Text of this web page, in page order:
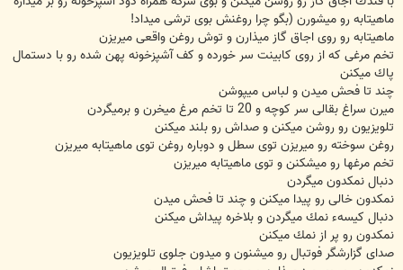
ماهيتابه رو ميشورن (بگو چرا روغنش بوی ترشی ميداد!
ماهيتابه رو روی اجاق گاز ميذارن و توش روغن واقعی ميريزن
تخم مرغی كه از روی كابينت سر خورده و كف آشپزخونه پهن شده رو با دستمال
پاك ميكنن
چند تا فحش ميدن و لباس ميپوشن
ميرن سراغ بقالی سر كوچه و 20 تا تخم مرغ ميخرن و برميگردن
تلويزيون رو روشن ميكنن و صداش رو بلند ميكنن
روغن سوخته رو ميريزن توی سطل و دوباره روغن توی ماهيتابه ميريزن
تخم مرغها رو ميشكنن و توی ماهيتابه ميريزن
دنبال نمكدون ميگردن
نمكدون خالی رو پيدا ميكنن و چند تا فحش ميدن
دنبال كيسهء نمك ميگردن و بلاخره پيداش ميكنن
نمكدون رو پر از نمك ميكنن
صدای گزارشگر فوتبال رو ميشنون و ميدون جلوی تلويزيون